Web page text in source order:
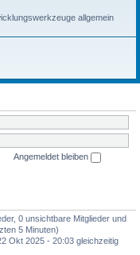
allgemein
Angemeldet bleiben
0 unsichtbare Mitglieder und
5 Minuten)
Okt 2025 - 20:03 gleichzeitig